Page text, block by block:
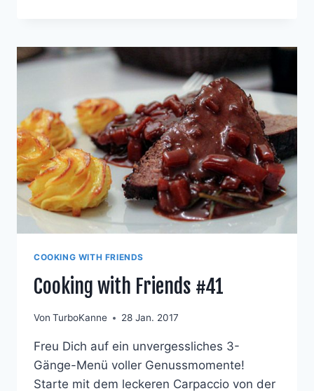
UND
FRÜHLINGSGEMÜSE
COOKING WITH FRIENDS
Cooking with Friends #41
Von TurboKanne 28 Jan. 2017
Freu Dich auf ein unvergessliches 3-
Gänge-Menü voller Genussmomente!
Starte mit dem leckeren Carpaccio von der